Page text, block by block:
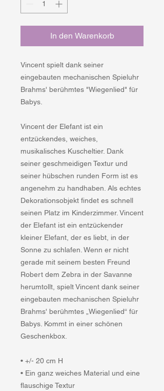
In den Warenkorb
Vincent spielt dank seiner
eingebauten mechanischen Spieluhr
Brahms' berühmtes "Wiegenlied" für
Babys.
Vincent der Elefant ist ein
entzückendes, weiches,
musikalisches Kuscheltier. Dank
seiner geschmeidigen Textur und
seiner hübschen runden Form ist es
angenehm zu handhaben. Als echtes
Dekorationsobjekt findet es schnell
seinen Platz im Kinderzimmer. Vincent
der Elefant ist ein entzückender
kleiner Elefant, der es liebt, in der
Sonne zu schlafen. Wenn er nicht
gerade mit seinem besten Freund
Robert dem Zebra in der Savanne
herumtollt, spielt Vincent dank seiner
eingebauten mechanischen Spieluhr
Brahms' berühmtes „Wiegenlied“ für
Babys. Kommt in einer schönen
Geschenkbox.
• +/- 20 cm H
• Ein ganz weiches Material und eine
flauschige Textur